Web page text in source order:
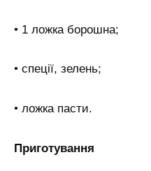
• 1 ложка борошна;
• спеції, зелень;
• ложка пасти.
Приготування